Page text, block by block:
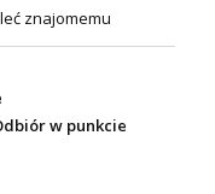
znajomemu
w punkcie